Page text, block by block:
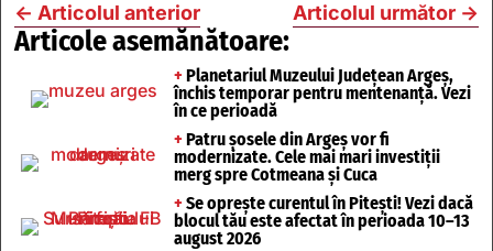
← Articolul anterior Articolul următor →
Articole asemănătoare:
+ Planetariul Muzeului Județean Argeș,
închis temporar pentru mentenanță. Vezi
în ce perioadă
+ Patru șosele din Argeș vor fi
modernizate. Cele mai mari investiții
merg spre Cotmeana și Cuca
+ Se oprește curentul în Pitești! Vezi dacă
blocul tău este afectat în perioada 10–13
august 2026